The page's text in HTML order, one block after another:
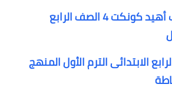
تحميل كتاب استيب أهيد كونكت 4 الصف الرابع
الابتدائى الترم الأول المنهج